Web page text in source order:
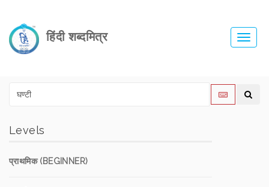
हिंदी शब्दमित्र
Levels
प्राथमिक (BEGINNER)